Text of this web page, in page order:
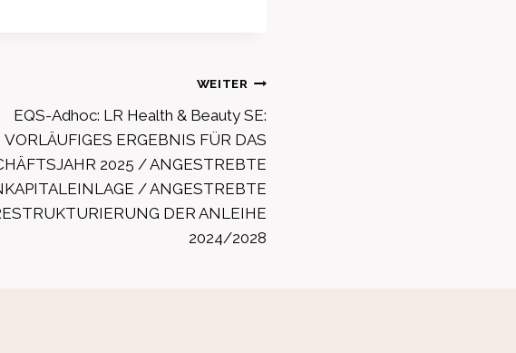
WEITER
EQS-Adhoc: LR Health & Beauty SE:
VORLÄUFIGES ERGEBNIS FÜR DAS
2025 / ANGESTREBTE
/ ANGESTREBTE
DER ANLEIHE
2024/2028